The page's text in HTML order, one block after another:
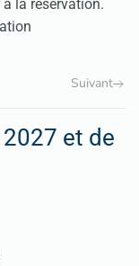
la réservation.
Suivant
et de